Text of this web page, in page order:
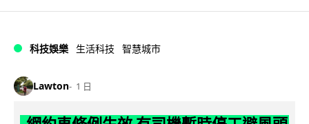
科技娛樂 生活科技 智慧城市
Lawton 1 日